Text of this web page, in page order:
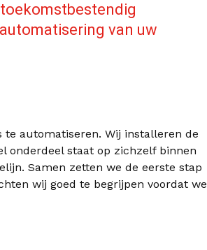
van uw
automatiseren. Wij installeren de
onderdeel staat op zichzelf binnen
Samen zetten we de eerste stap
wij goed te begrijpen voordat we